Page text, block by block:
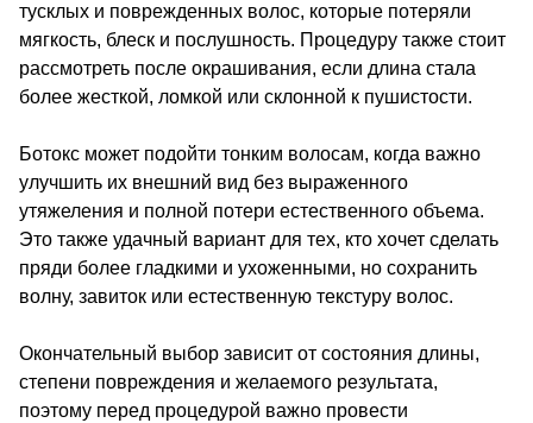
тусклых и поврежденных волос, которые потеряли
мягкость, блеск и послушность. Процедуру также стоит
рассмотреть после окрашивания, если длина стала
более жесткой, ломкой или склонной к пушистости.
Ботокс может подойти тонким волосам, когда важно
улучшить их внешний вид без выраженного
утяжеления и полной потери естественного объема.
Это также удачный вариант для тех, кто хочет сделать
пряди более гладкими и ухоженными, но сохранить
волну, завиток или естественную текстуру волос.
Окончательный выбор зависит от состояния длины,
степени повреждения и желаемого результата,
поэтому перед процедурой важно провести